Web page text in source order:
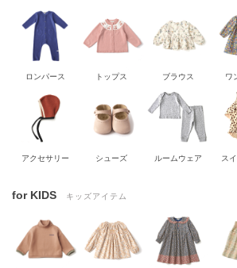
ロンパース トップス ブラウス ワ
アクセサリー シューズ ルームウェア ス
for KIDS キッズアイテム